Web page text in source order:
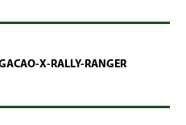
X-RALLY-RANGER